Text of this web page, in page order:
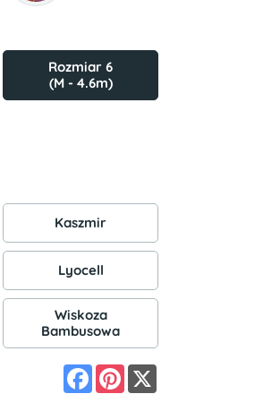
Rozmiar 6
(M - 4.6m)
Kaszmir
Lyocell
Wiskoza
Bambusowa
Facebook
Pinterest